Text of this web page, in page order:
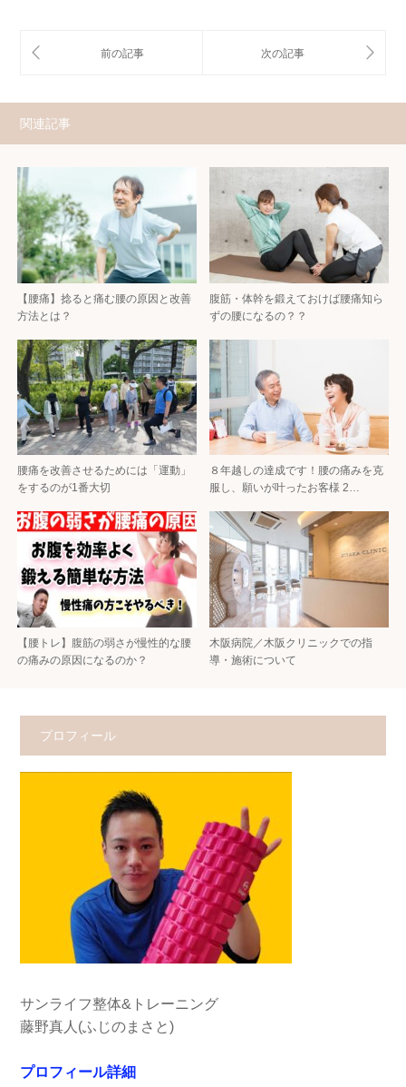
関連記事
【腰痛】捻ると痛む腰の原因と改善
方法とは？
腹筋・体幹を鍛えておけば腰痛知ら
ずの腰になるの？？
腰痛を改善させるためには「運動」
をするのが1番大切
８年越しの達成です！腰の痛みを克
服し、願いが叶ったお客様 2…
【腰トレ】腹筋の弱さが慢性的な腰
の痛みの原因になるのか？
木阪病院／木阪クリニックでの指
導・施術について
プロフィール
サンライフ整体&トレーニング
藤野真人(ふじのまさと)
プロフィール詳細